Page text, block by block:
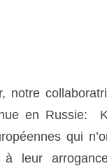
notre
en Russie:
qui
leur